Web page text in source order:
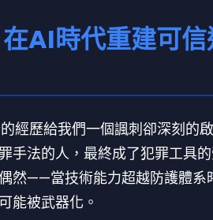
AI時代重建可
經歷給我們一個諷刺卻深刻的啟
手法的人，最終成了犯罪工具
然——當技術能力超越防護體系
能被武器化。